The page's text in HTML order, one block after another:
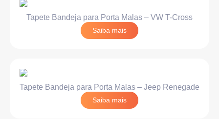
Tapete Bandeja para Porta Malas – VW T-Cross
Saiba mais
Tapete Bandeja para Porta Malas – Jeep Renegade
Saiba mais